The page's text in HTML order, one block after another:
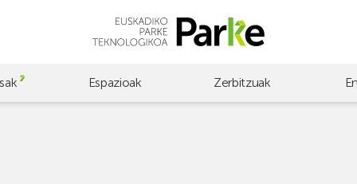
Espazioak Zerbitzuak